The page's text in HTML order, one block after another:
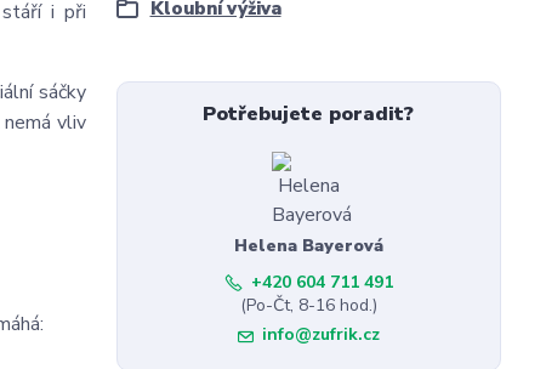
stáří i při
sáčky
vliv
Kloubní výživa
Potřebujete poradit?
Helena Bayerová
+420 604 711 491
(Po-Čt, 8-16 hod.)
info@zufrik.cz